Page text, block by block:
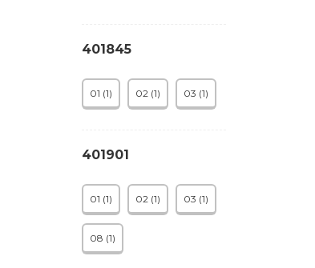
401845
01 (1) 02 (1) 03 (1)
401901
01 (1) 02 (1) 03 (1)
08 (1)